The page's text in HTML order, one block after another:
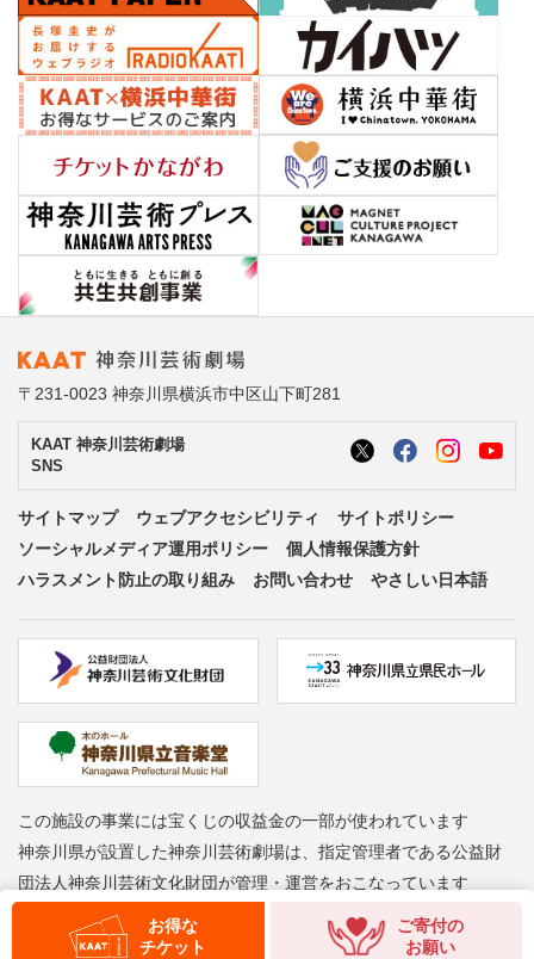
お得な
チケット
ご寄付の
お願い
〒231-0023 神奈川県横浜市中区山下町281
KAAT 神奈川芸術劇場
SNS
サイトマップ ウェブアクセシビリティ
サイトポリシー
ソーシャルメディア運用ポリシー
個人情報保護方針
ハラスメント防止の取り組み
お問い合わせ やさしい日本語
この施設の事業には宝くじの収益金の一部が使われています
神奈川県が設置した神奈川芸術劇場は、指定管理者である公益財
団法人神奈川芸術文化財団が管理・運営をおこなっています
Copyright © Kanagawa Arts Foundation. All rights reserved.